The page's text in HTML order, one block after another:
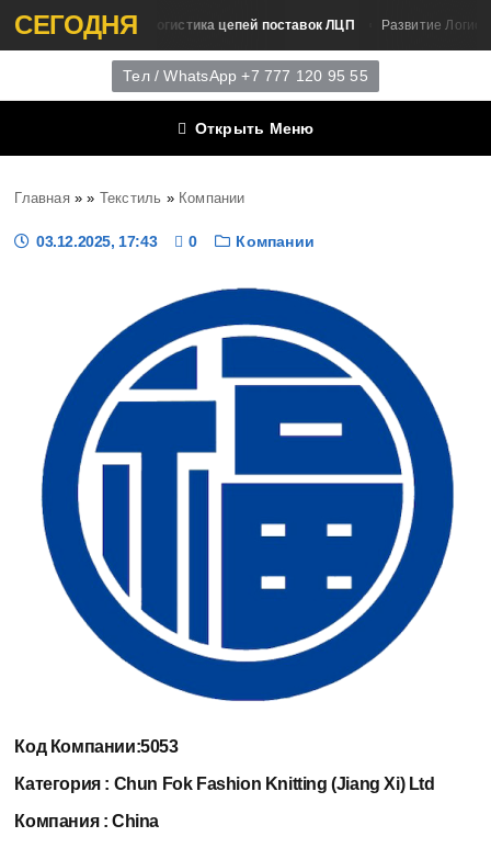
СЕГОДНЯ
Развитие Логистики Логистика цепей поставок ЛЦП Развитие
Тел / WhatsApp +7 777 120 95 55
Открыть Меню
Главная »» Текстиль » Компании
03.12.2025, 17:43 0 Компании
Код Компании:5053
Категория : Chun Fok Fashion Knitting (Jiang Xi) Ltd
Компания : China